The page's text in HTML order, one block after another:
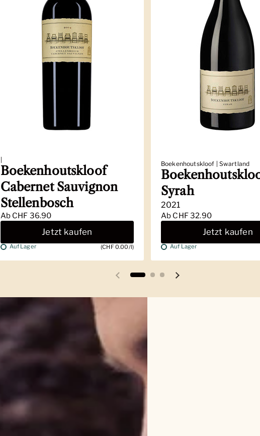
|
Boekenhoutskloof
Cabernet Sauvignon
Stellenbosch
Ab CHF 36.90
Jetzt kaufen
Auf Lager (CHF 0.00/l)
Boekenhoutskloof | Swartland
Syrah
2021
Ab CHF 32.90
Jetzt kaufen
Auf Lager
Vorherige Folie Nächste Folie